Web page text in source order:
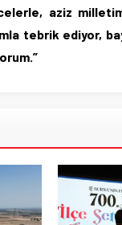
aziz
tebrik ediyor,